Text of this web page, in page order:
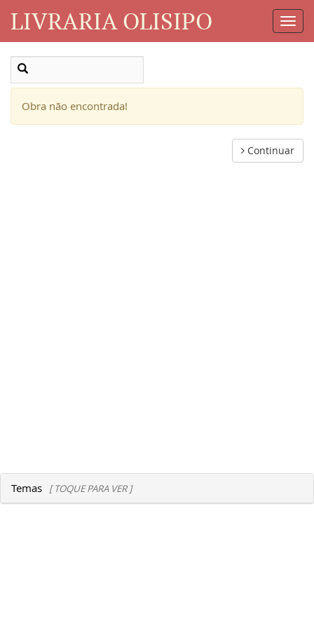
LIVRARIA OLISIPO
Obra não encontrada!
Continuar
Temas [ TOQUE PARA VER ]